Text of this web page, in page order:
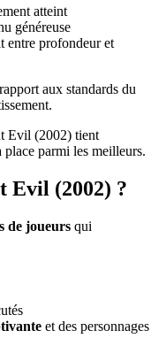
atteint
généreuse
entre profondeur et
aux standards du
Evil (2002) tient
parmi les meilleurs.
Evil (2002) ?
de joueurs qui
et des personnages